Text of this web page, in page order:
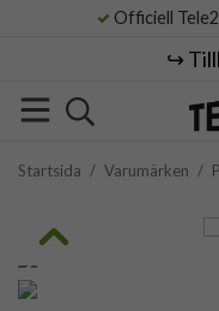
Officiell
↪️
Startsida / Varumärken /